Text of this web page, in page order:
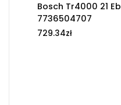
Bosch Tr4000 21 Eb
7736504707
729.34zł